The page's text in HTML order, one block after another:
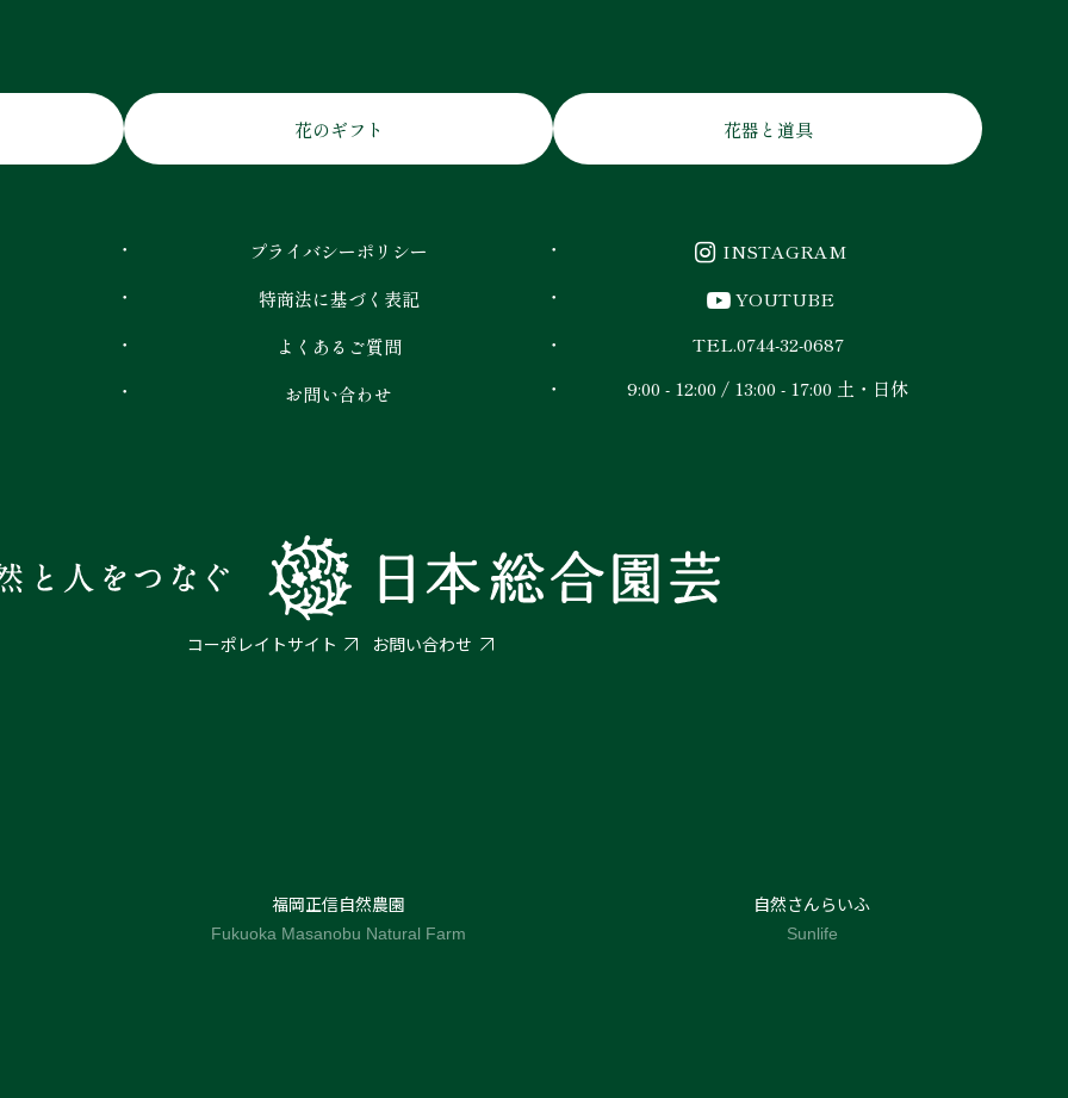
花のギフト 花器と道具
プライバシーポリシー
特商法に基づく表記
よくあるご質問
お問い合わせ
INSTAGRAM
YOUTUBE
TEL.0744-32-0687
9:00 - 12:00 / 13:00 - 17:00 土・日休
コーポレイトサイト お問い合わせ
福岡正信自然農園
Fukuoka Masanobu Natural Farm
自然さんらいふ
Sunlife